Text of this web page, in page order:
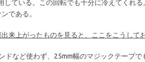
している。この回転でも十分に冷えてくれ
である。
来上がったものを見ると、ここをこうして
ドなど使わず、25mm幅のマジックテープ